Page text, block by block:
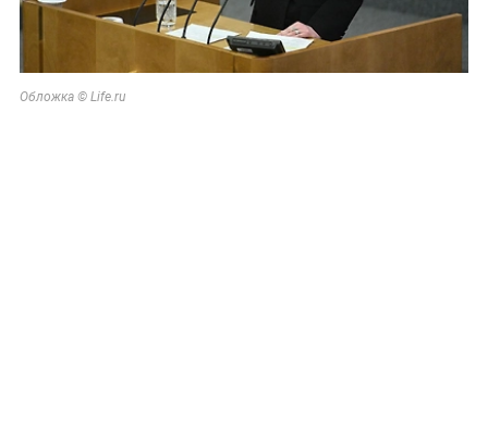
Обложка © Life.ru